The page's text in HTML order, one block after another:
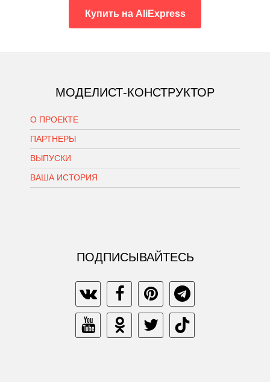
Купить на AliExpress
МОДЕЛИСТ-КОНСТРУКТОР
О ПРОЕКТЕ
ПАРТНЕРЫ
ВЫПУСКИ
ВАША ИСТОРИЯ
ПОДПИСЫВАЙТЕСЬ